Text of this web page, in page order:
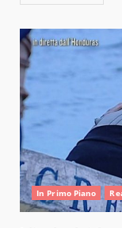
In Primo Piano